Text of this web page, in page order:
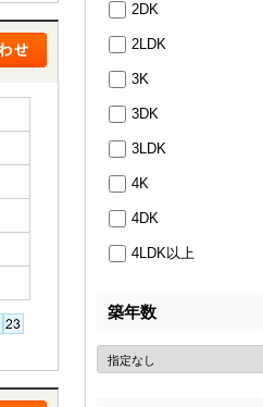
2DK
2LDK
3K
3DK
3LDK
4K
4DK
4LDK以上
築年数